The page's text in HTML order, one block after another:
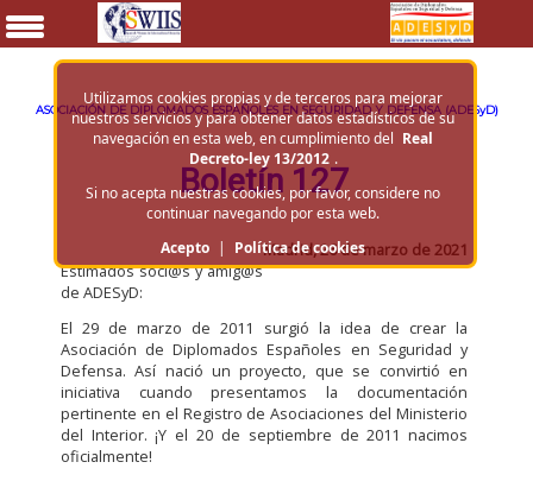
Utilizamos cookies propias y de terceros para mejorar
nuestros servicios y para obtener datos estadísticos de su
navegación en esta web, en cumplimiento del Real
Decreto-ley 13/2012 .
Si no acepta nuestras cookies, por favor, considere no
continuar navegando por esta web.
Acepto | Política de cookies
ASOCIACIÓN DE DIPLOMADOS ESPAÑOLES EN SEGURIDAD Y DEFENSA (ADESyD)
Boletí­n 127
Madrid, 26 de marzo de 2021
Estimados soci@s y amig@s
de ADESyD:
El 29 de marzo de 2011 surgió la idea de crear la
Asociación de Diplomados Españoles en Seguridad y
Defensa. Así nació un proyecto, que se convirtió en
iniciativa cuando presentamos la documentación
pertinente en el Registro de Asociaciones del Ministerio
del Interior. ¡Y el 20 de septiembre de 2011 nacimos
oficialmente!